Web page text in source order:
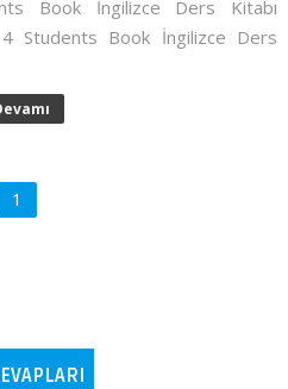
Book İngilizce Ders Kitabı
4 Students Book İngilizce Ders
1